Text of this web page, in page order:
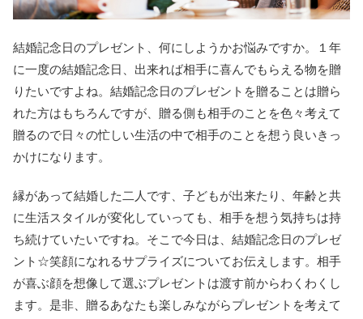
結婚記念日のプレゼント、何にしようかお悩みですか。１年
に一度の結婚記念日、出来れば相手に喜んでもらえる物を贈
りたいですよね。結婚記念日のプレゼントを贈ることは贈ら
れた方はもちろんですが、贈る側も相手のことを色々考えて
贈るので日々の忙しい生活の中で相手のことを想う良いきっ
かけになります。
縁があって結婚した二人です、子どもが出来たり、年齢と共
に生活スタイルが変化していっても、相手を想う気持ちは持
ち続けていたいですね。そこで今日は、結婚記念日のプレゼ
ント☆笑顔になれるサプライズについてお伝えします。相手
が喜ぶ顔を想像して選ぶプレゼントは渡す前からわくわくし
ます。是非、贈るあなたも楽しみながらプレゼントを考えて